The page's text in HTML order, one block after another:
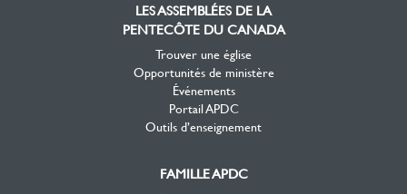
LES ASSEMBLÉES DE LA
PENTECÔTE DU CANADA
Trouver une église
Opportunités de ministère
Événements
Portail APDC
Outils d’enseignement
FAMILLE APDC